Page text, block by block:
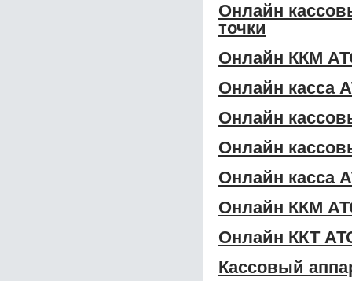
Онлайн
точки
Онлайн ККМ
Онлайн касса
Онлайн
Онлайн
Онлайн касса
Онлайн ККМ
Онлайн ККТ
Кассовый